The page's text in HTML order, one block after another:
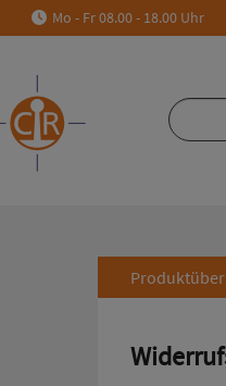
Mo - Fr 08.00 - 18.00 Uhr